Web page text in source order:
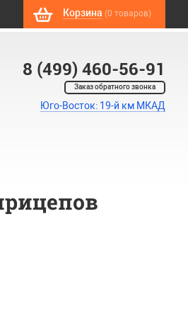
Корзина (0 товаров)
8 (499) 460-56-91
Заказ обратного звонка
Юго-Восток: 19-й км МКАД